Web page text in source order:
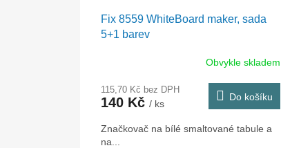
Fix 8559 WhiteBoard maker, sada
5+1 barev
Obvykle skladem
115,70 Kč bez DPH
140 Kč / ks
Do košíku
Značkovač na bílé smaltované tabule a
na...